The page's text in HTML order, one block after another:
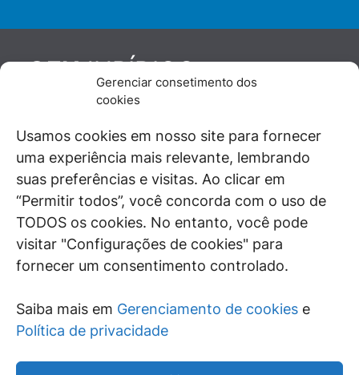
Gerenciar consetimento dos
cookies
Usamos cookies em nosso site para fornecer
uma experiência mais relevante, lembrando
suas preferências e visitas. Ao clicar em
“Permitir todos”, você concorda com o uso de
TODOS os cookies. No entanto, você pode
visitar "Configurações de cookies" para
fornecer um consentimento controlado.
Saiba mais em Gerenciamento de cookies e
Política de privacidade
GENJURÍDICO
De maneira independente, os autores e
juristas e doutrinadores nacionais, se posicionam
diante de questões relevantes do cotidiano e
universo jurídico.
SIGA